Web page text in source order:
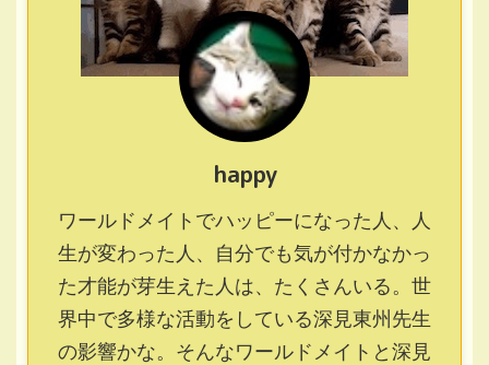
happy
ワールドメイトでハッピーになった人、人
生が変わった人、自分でも気が付かなかっ
た才能が芽生えた人は、たくさんいる。世
界中で多様な活動をしている深見東州先生
の影響かな。そんなワールドメイトと深見